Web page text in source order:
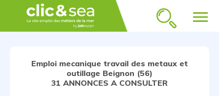
menu
Emploi mecanique travail des metaux et
outillage Beignon (56)
31 ANNONCES A CONSULTER